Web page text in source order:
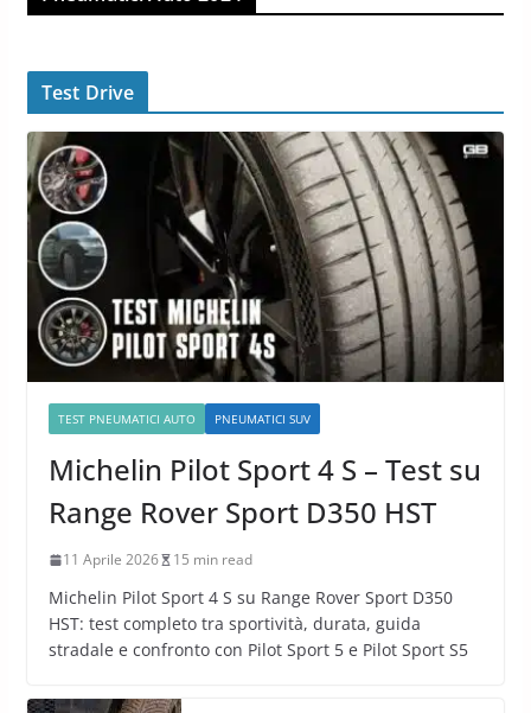
Test Drive
TEST PNEUMATICI AUTO PNEUMATICI SUV
Michelin Pilot Sport 4 S – Test su
Range Rover Sport D350 HST
11 Aprile 2026 15 min read
Michelin Pilot Sport 4 S su Range Rover Sport D350
HST: test completo tra sportività, durata, guida
stradale e confronto con Pilot Sport 5 e Pilot Sport S5